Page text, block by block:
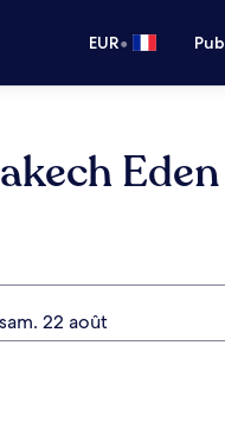
EUR•